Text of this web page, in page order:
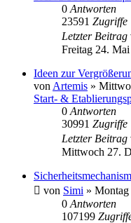
0 Antworten
23591 Zugriffe
Letzter Beitrag
Freitag 24.
Ideen zur
von Artemis »
Start- &
0 Antworten
30991 Zugriffe
Letzter Beitrag
Mittwoch 27.
von Simi » Montag
0 Antworten
107199